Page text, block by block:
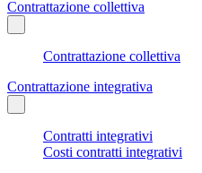
Contrattazione collettiva
Contrattazione collettiva
Contrattazione integrativa
Contratti integrativi
Costi contratti integrativi